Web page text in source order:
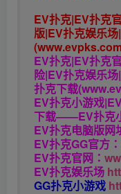
EV扑克|EV扑克
版|EV扑克娱乐
EV扑克|EV扑克
险|EV扑克娱乐
扑克下载
EV扑克小游戏
下载——EV扑克
EV扑克电脑版网
EV扑克GG官方：
EV扑克官网：
EV扑克娱乐场
GG扑克小游戏